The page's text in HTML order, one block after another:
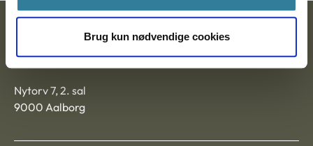
Brug kun nødvendige cookies
Ankestyrelsen
Postadresse:
Nytorv 7, 2. sal
9000 Aalborg